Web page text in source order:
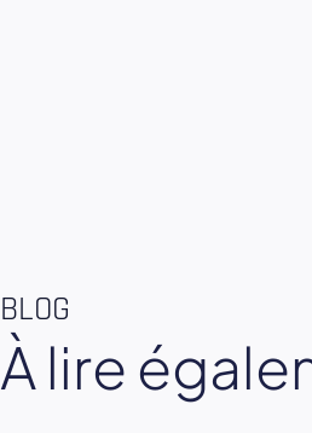
BLOG
À lire